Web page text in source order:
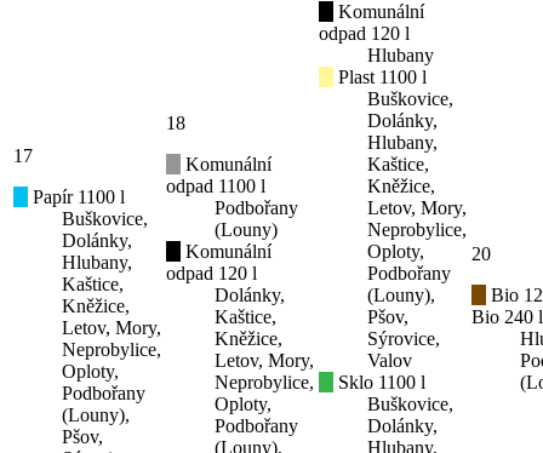
17
Papír 1100 l
Buškovice,
Dolánky,
Hlubany,
Kaštice,
Kněžice,
Letov, Mory,
Neprobylice,
Oploty,
Podbořany
(Louny),
Pšov,
18
Komunální
odpad 1100 l
Podbořany
(Louny)
Komunální
odpad 120 l
Dolánky,
Kaštice,
Kněžice,
Letov, Mory,
Neprobylice,
Oploty,
Podbořany
(Louny),
Komunální
odpad 120 l
Hlubany
Plast 1100 l
Buškovice,
Dolánky,
Hlubany,
Kaštice,
Kněžice,
Letov, Mory,
Neprobylice,
Oploty,
Podbořany
(Louny),
Pšov,
Sýrovice,
Valov
Sklo 1100 l
Buškovice,
Dolánky,
Hlubany,
20
Bio
Bio 240 l